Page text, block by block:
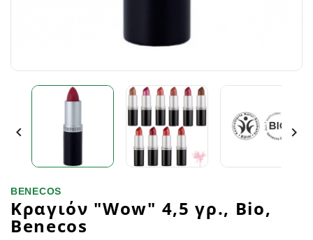
 
BENECOS
Κραγιόν "Wow" 4,5 γρ., Bio,
Benecos